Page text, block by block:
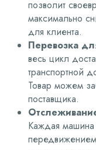
позволит
максимально
для клиента.
Перевозка
весь цикл
транспортной
Товар можем
поставщика.
Каждая машина